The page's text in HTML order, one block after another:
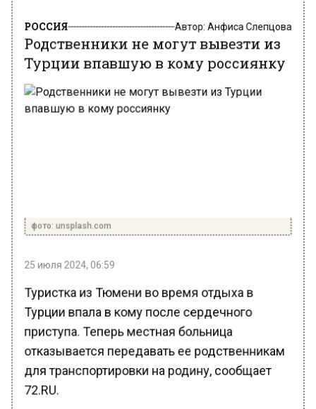
Родственники не могут вывезти из
Турции впавшую в кому россиянку
фото: unsplash.com
25 июля 2024, 06:59
Туристка из Тюмени во время отдыха в
Турции впала в кому после сердечного
приступа. Теперь местная больница
отказывается передавать ее родственникам
для транспортировки на родину, сообщает
72.RU.